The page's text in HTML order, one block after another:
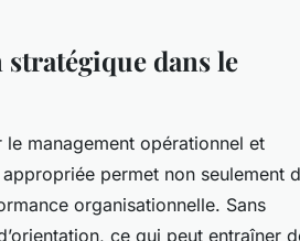
dans le
management opérationnel et
permet non seulement
organisationnelle. Sans
ce qui peut entraîner